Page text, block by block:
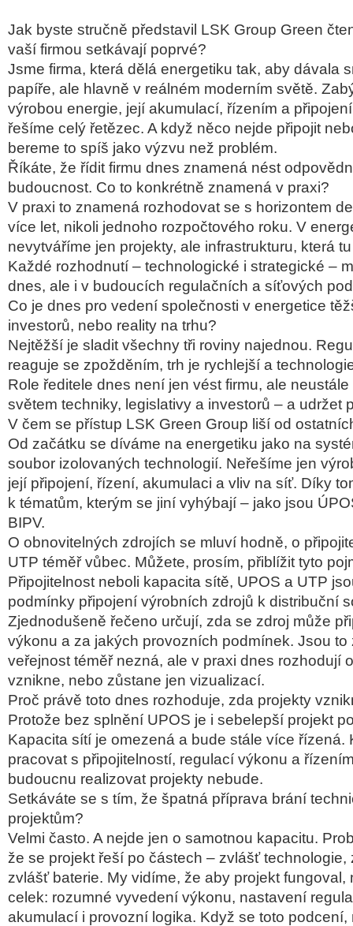
Jak byste stručně představil LSK Group Green
vaší firmou setkávají poprvé?
Jsme firma, která dělá energetiku tak, aby dávala
papíře, ale hlavně v reálném moderním světě.
výrobou energie, její akumulací, řízením a
řešíme celý řetězec. A když něco nejde připojit
bereme to spíš jako výzvu než problém.
Říkáte, že řídit firmu dnes znamená nést
budoucnost. Co to konkrétně znamená v praxi?
V praxi to znamená rozhodovat se s horizontem
více let, nikoli jednoho rozpočtového roku. V
nevytváříme jen projekty, ale infrastrukturu, která
Každé rozhodnutí – technologické i strategické –
dnes, ale i v budoucích regulačních a síťových
Co je dnes pro vedení společnosti v energetice
investorů, nebo reality na trhu?
Nejtěžší je sladit všechny tři roviny najednou.
reaguje se zpožděním, trh je rychlejší a
Role ředitele dnes není jen vést firmu, ale
světem techniky, legislativy a investorů – a udržet
V čem se přístup LSK Green Group liší od
Od začátku se díváme na energetiku jako na
soubor izolovaných technologií. Neřešíme jen
její připojení, řízení, akumulaci a vliv na síť. Díky
k tématům, kterým se jiní vyhýbají – jako jsou
BIPV.
O obnovitelných zdrojích se mluví hodně, o
UTP téměř vůbec. Můžete, prosím, přiblížit tyto
Připojitelnost neboli kapacita sítě, UPOS a UTP
podmínky připojení výrobních zdrojů k distribuční
Zjednodušeně řečeno určují, zda se zdroj může
výkonu a za jakých provozních podmínek. Jsou to
veřejnost téměř nezná, ale v praxi dnes rozhodují
vznikne, nebo zůstane jen vizualizací.
Proč právě toto dnes rozhoduje, zda projekty
Protože bez splnění UPOS je i sebelepší projekt
Kapacita sítí je omezená a bude stále více řízená.
pracovat s připojitelností, regulací výkonu a
budoucnu realizovat projekty nebude.
Setkáváte se s tím, že špatná příprava brání
projektům?
Velmi často. A nejde jen o samotnou kapacitu.
že se projekt řeší po částech – zvlášť technologie,
zvlášť baterie. My vidíme, že aby projekt fungoval,
celek: rozumné vyvedení výkonu, nastavení
akumulací i provozní logika. Když se toto podcení,